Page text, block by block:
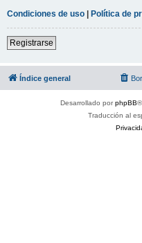
Condiciones de uso | Política de
Registrarse
Índice general
Desarrollado porphpBB
Traducción al